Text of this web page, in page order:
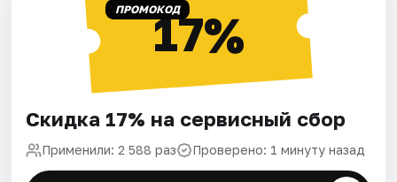
ПРОМОКОД17%
Скидка 17% на сервисный сбор
Применили: 2 588 раз Проверено: 1 минуту назад